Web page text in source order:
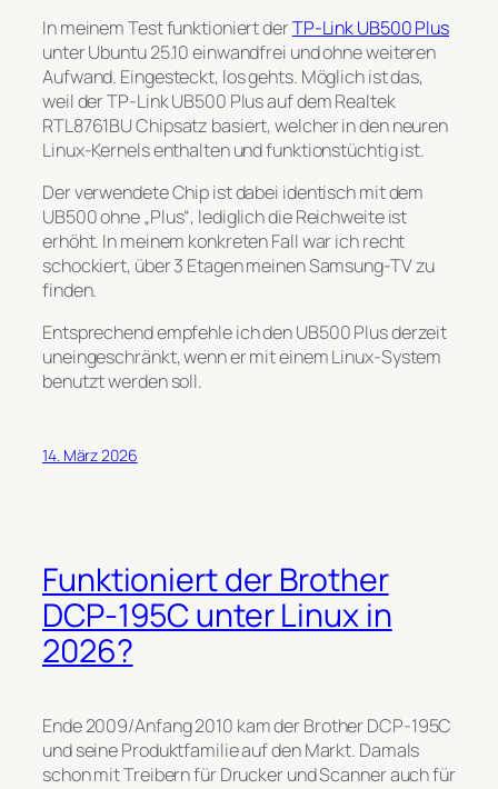
In meinem Test funktioniert derTP-Link UB500 Plus
unter Ubuntu 25.10 einwandfrei und ohne weiteren
Aufwand. Eingesteckt, los gehts. Möglich ist das,
weil der TP-Link UB500 Plus auf dem Realtek
RTL8761BU Chipsatz basiert, welcher in den neuren
Linux-Kernels enthalten und funktionstüchtig ist.
Der verwendete Chip ist dabei identisch mit dem
UB500 ohne „Plus“, lediglich die Reichweite ist
erhöht. In meinem konkreten Fall war ich recht
schockiert, über 3 Etagen meinen Samsung-TV zu
finden.
Entsprechend empfehle ich den UB500 Plus derzeit
uneingeschränkt, wenn er mit einem Linux-System
benutzt werden soll.
14. März 2026
Funktioniert der Brother
DCP-195C unter Linux in
2026?
Ende 2009/Anfang 2010 kam der Brother DCP-195C
und seine Produktfamilie auf den Markt. Damals
schon mit Treibern für Drucker und Scanner auch für